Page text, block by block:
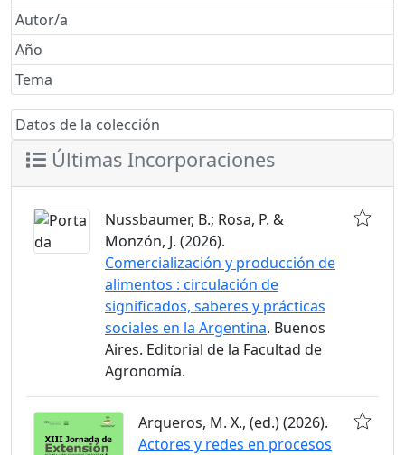
Autor/a
Año
Tema
Datos de la colección
Últimas Incorporaciones
Nussbaumer, B.; Rosa, P. &
Monzón, J. (2026).
Comercialización y producción de
alimentos : circulación de
significados, saberes y prácticas
sociales en la Argentina. Buenos
Aires. Editorial de la Facultad de
Agronomía.
Arqueros, M. X., (ed.) (2026).
Actores y redes en procesos